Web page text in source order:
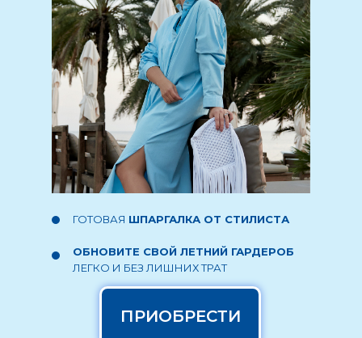
ПРИОБРЕСТИ
ГОТОВАЯ ШПАРГАЛКА ОТ СТИЛИСТА
ОБНОВИТЕ СВОЙ ЛЕТНИЙ ГАРДЕРОБ
ЛЕГКО И БЕЗ ЛИШНИХ ТРАТ